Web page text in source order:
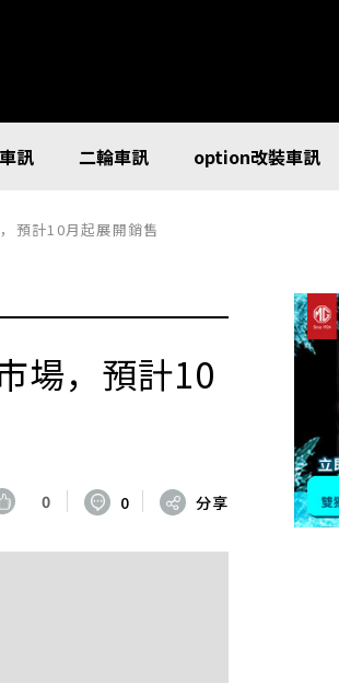
訊 二輪車訊 option改裝車訊
預計10月起展開銷售
場，預計10
0 0 分享